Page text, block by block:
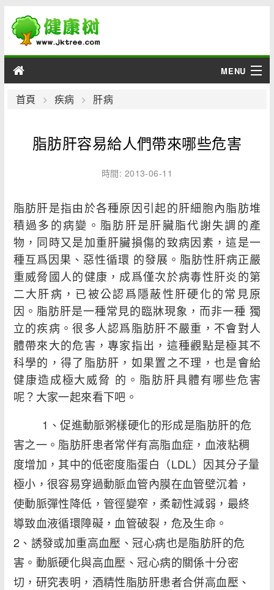
MENU
男性
綜合
疾病
首頁 疾病 肝病
脂肪肝容易給人們帶來哪些危害
時間: 2013-06-11
脂肪肝是指由於各種原因引起的肝細胞內脂肪堆
積過多的病變。脂肪肝是肝臟脂代謝失調的產
物，同時又是加重肝臟損傷的致病因素，這是一
種互爲因果、惡性循環 的發展。脂肪性肝病正嚴
重威脅國人的健康，成爲僅次於病毒性肝炎的第
二大肝病，已被公認爲隱蔽性肝硬化的常見原
因。脂肪肝是一種常見的臨牀現象，而非一種 獨
立的疾病。很多人認爲脂肪肝不嚴重，不會對人
體帶來大的危害，專家指出，這種觀點是極其不
科學的，得了脂肪肝，如果置之不理，也是會給
健康造成極大威脅 的。脂肪肝具體有哪些危害
呢？大家一起來看下吧。
1、促進動脈粥樣硬化的形成是脂肪肝的危
害之一。脂肪肝患者常伴有高脂血症，血液粘稠
度增加，其中的低密度脂蛋白（LDL）因其分子量
極小，很容易穿過動脈血管內膜在血管壁沉着，
使動脈彈性降低，管徑變窄，柔韌性減弱，最終
導致血液循環障礙，血管破裂，危及生命。
2、誘發或加重高血壓、冠心病也是脂肪肝的危
害。動脈硬化與高血壓、冠心病的關係十分密
切，研究表明，酒精性脂肪肝患者合併高血壓、